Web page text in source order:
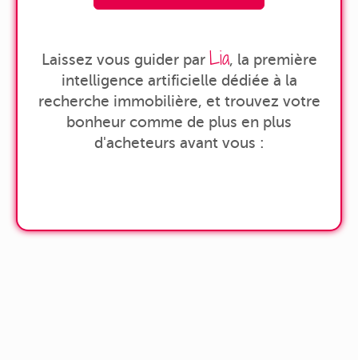
Laissez vous guider par Lia, la première
intelligence artificielle dédiée à la
recherche immobilière, et trouvez votre
bonheur comme de plus en plus
d'acheteurs avant vous :